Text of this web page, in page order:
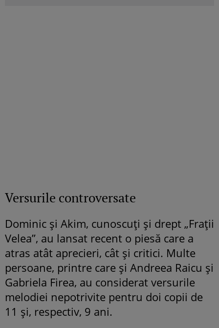
Versurile controversate
Dominic și Akim, cunoscuți și drept „Frații
Velea”, au lansat recent o piesă care a
atras atât aprecieri, cât și critici. Multe
persoane, printre care și Andreea Raicu și
Gabriela Firea, au considerat versurile
melodiei nepotrivite pentru doi copii de
11 și, respectiv, 9 ani.